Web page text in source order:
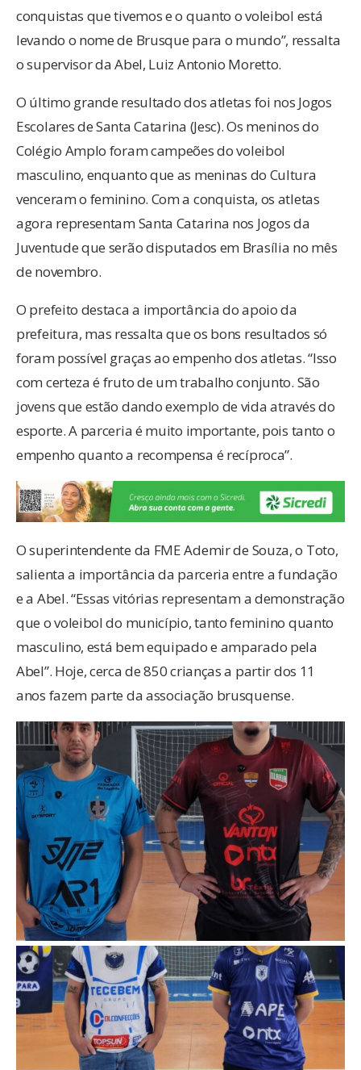
conquistas que tivemos e o quanto o voleibol está
levando o nome de Brusque para o mundo”, ressalta
o supervisor da Abel, Luiz Antonio Moretto.
O último grande resultado dos atletas foi nos Jogos
Escolares de Santa Catarina (Jesc). Os meninos do
Colégio Amplo foram campeões do voleibol
masculino, enquanto que as meninas do Cultura
venceram o feminino. Com a conquista, os atletas
agora representam Santa Catarina nos Jogos da
Juventude que serão disputados em Brasília no mês
de novembro.
O prefeito destaca a importância do apoio da
prefeitura, mas ressalta que os bons resultados só
foram possível graças ao empenho dos atletas. “Isso
com certeza é fruto de um trabalho conjunto. São
jovens que estão dando exemplo de vida através do
esporte. A parceria é muito importante, pois tanto o
empenho quanto a recompensa é recíproca”.
O superintendente da FME Ademir de Souza, o Toto,
salienta a importância da parceria entre a fundação
e a Abel. “Essas vitórias representam a demonstração
que o voleibol do município, tanto feminino quanto
masculino, está bem equipado e amparado pela
Abel”. Hoje, cerca de 850 crianças a partir dos 11
anos fazem parte da associação brusquense.